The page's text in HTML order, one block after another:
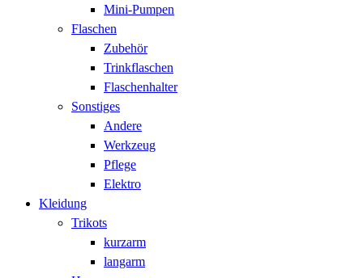
Mini-Pumpen
Flaschen
Zubehör
Trinkflaschen
Flaschenhalter
Sonstiges
Andere
Werkzeug
Pflege
Elektro
Kleidung
Trikots
kurzarm
langarm